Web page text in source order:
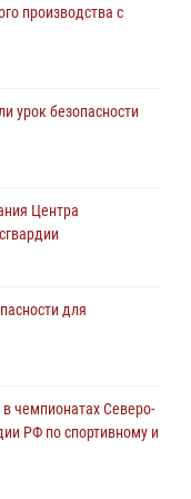
РФ по спортивному и
содействие
правопорядок в
задержали двух
из баров в
производства с
урок безопасности
Центра
для
чемпионатах Северо-
РФ по спортивному и